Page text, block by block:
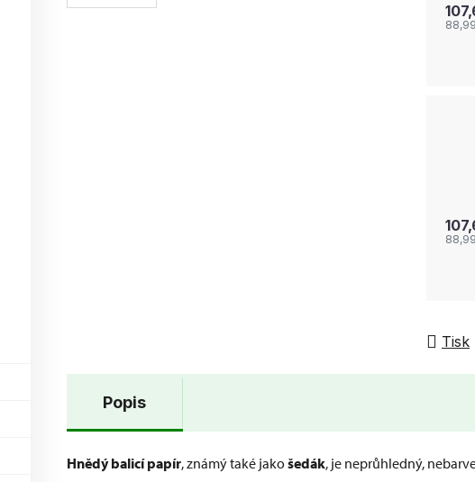
Tisk
Popis
Hnědý balicí papír, známý také jakošedák, je neprůhledný,